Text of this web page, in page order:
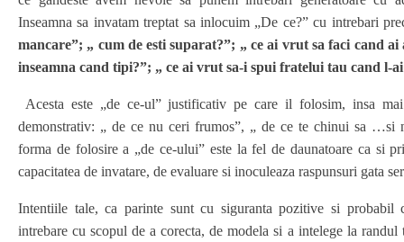
Inseamna sa invatam treptat sa inlocuim „De ce?” cu intrebari
mancare”; „ cum de esti suparat?”; „ ce ai vrut sa faci cand
inseamna cand tipi?”; „ ce ai vrut sa-i spui fratelui tau cand l-
Acesta este „de ce-ul” justificativ pe care il folosim, insa
demonstrativ: „ de ce nu ceri frumos”, „ de ce te chinui sa …si
forma de folosire a „de ce-ului” este la fel de daunatoare ca si
capacitatea de invatare, de evaluare si inoculeaza raspunsuri gata
Intentiile tale, ca parinte sunt cu siguranta pozitive si probabil
intrebare cu scopul de a corecta, de modela si a intelege la